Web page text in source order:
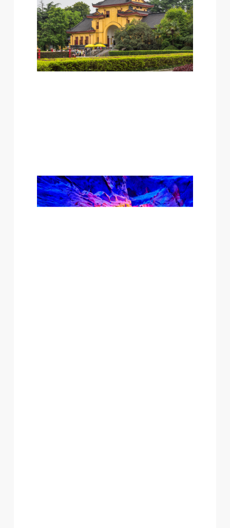
早餐：飯店內用早餐
午餐：桂林風味RMB 60/人
晚餐：阿甘乳豬風味RMB 80/人
住宿：融創施柏閣酒店 或同等級